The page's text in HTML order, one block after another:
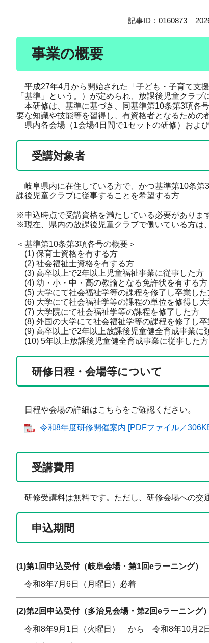
記事ID：0160873
事業の概要
平成27年4月から開始された「子ども・子育て支
「基準」という。）が定められ、放課後児童クラ
本研修は、基準に基づき、同基準第10条第3項各
要な知識や技能等を習得し、有資格者となるための
県内各会場（1会場4日間で1セットの研修）およ
受講対象者
岐阜県内に在住している方で、かつ基準第10条第
課後児童クラブに従事することを希望する方
※申込時点で受講資格を満たしている必要がありま
※現在、県内の放課後児童クラブで働いている方は
＜基準第10条第3項各号の概要＞
(1) 保育士資格を有する方
(2) 社会福祉士資格を有する方
(3) 高卒以上で2年以上児童福祉事業に従事した方
(4) 幼・小・中・高の教諭となる免許状を有する方
(5) 大学にて社会福祉学等の課程を修了し卒業した
(6) 大学にて社会福祉学等の課程の単位を修得し
(7) 大学院にて社会福祉学等の課程を修了した方
(8) 外国の大学にて社会福祉学等の課程を修了し
(9) 高卒以上で2年以上放課後児童健全育成事業に
(10) 5年以上放課後児童健全育成事業に従事した方
研修日程・会場等について
日程や会場の詳細はこちらをご確認ください。
令和8年度研修開催案内 [PDFファイル／
受講費用
研修受講料は無料です。ただし、研修会場への交
申込期間
(1)第1回申込受付（岐阜会場・第1回eラーニング）
令和8年7月6日（月曜日）必着
(2)第2回申込受付（多治見会場・第2回eラーニング）
令和8年9月1日（火曜日） から 令和8年10月2